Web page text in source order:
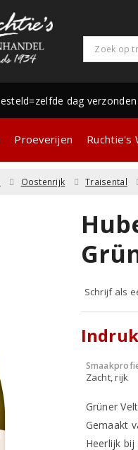
dag verzonden
Proeverijen Ruchtie's
Oostenrijk Traisental
Schrijf als
Zacht, rijk
Grüner
Gemaakt
Heerlijk